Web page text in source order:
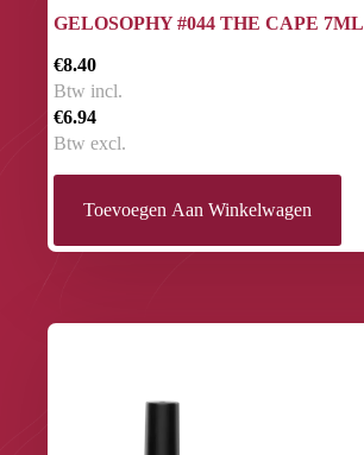
GELOSOPHY #044 THE CAPE 7ML
€8.40
Btw incl.
€6.94
Btw excl.
Toevoegen Aan Winkelwagen